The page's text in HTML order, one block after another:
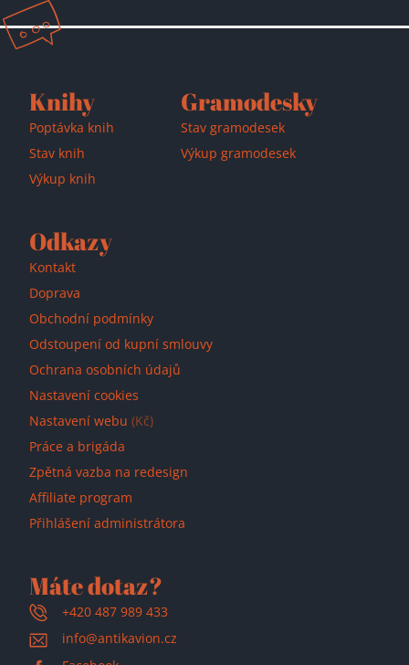
Knihy
Poptávka knih
Stav knih
Výkup knih
Gramodesky
Stav gramodesek
Výkup gramodesek
Odkazy
Kontakt
Doprava
Obchodní podmínky
Odstoupení od kupní smlouvy
Ochrana osobních údajů
Nastavení cookies
Nastavení webu (Kč)
Práce a brigáda
Zpětná vazba na redesign
Affiliate program
Přihlášení administrátora
Máte dotaz?
+420 487 989 433
info@antikavion.cz